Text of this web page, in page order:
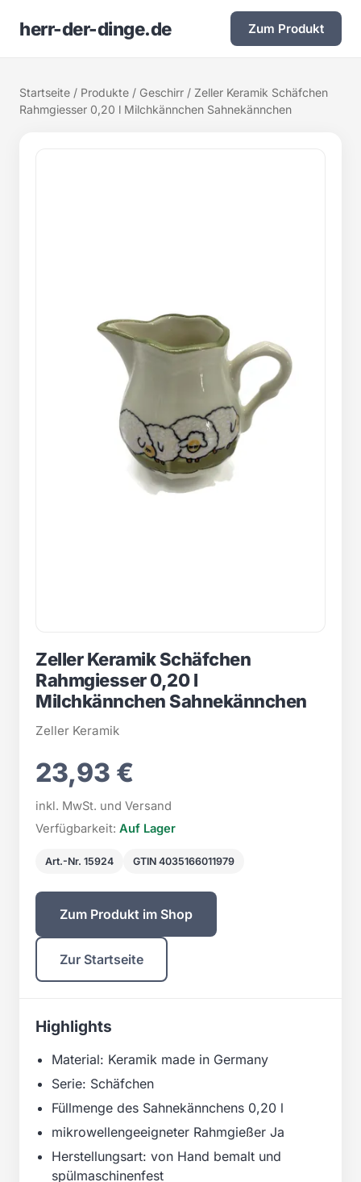
herr-der-dinge.de Zum Produkt
Startseite / Produkte / Geschirr / Zeller Keramik Schäfchen
Rahmgiesser 0,20 l Milchkännchen Sahnekännchen
Zeller Keramik Schäfchen
Rahmgiesser 0,20 l
Milchkännchen Sahnekännchen
Zeller Keramik
23,93 €
inkl. MwSt. und Versand
Verfügbarkeit: Auf Lager
Art.-Nr. 15924 GTIN 4035166011979
Zum Produkt im Shop
Zur Startseite
Highlights
Material: Keramik made in Germany
Serie: Schäfchen
Füllmenge des Sahnekännchens 0,20 l
mikrowellengeeigneter Rahmgießer Ja
Herstellungsart: von Hand bemalt und
spülmaschinenfest